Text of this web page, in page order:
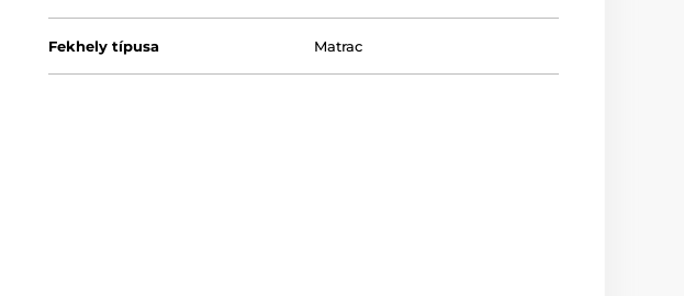
Fekhely típusa Matrac